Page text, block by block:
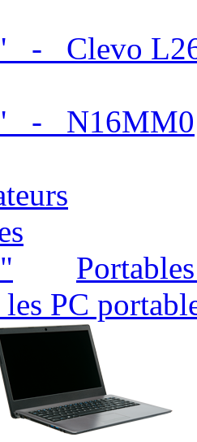
- Clevo
- N16MM0
les PC